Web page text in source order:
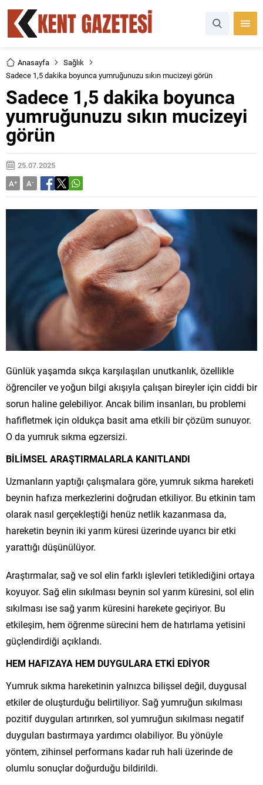
Anasayfa
Sağlık
Sadece 1,5 dakika boyunca yumruğunuzu sıkın mucizeyi görün
Sadece 1,5 dakika boyunca
yumruğunuzu sıkın mucizeyi
görün
25.07.2025
A+ A-
Günlük yaşamda sıkça karşılaşılan unutkanlık, özellikle
öğrenciler ve yoğun bilgi akışıyla çalışan bireyler için ciddi bir
sorun haline gelebiliyor. Ancak bilim insanları, bu problemi
hafifletmek için oldukça basit ama etkili bir çözüm sunuyor.
O da yumruk sıkma egzersizi.
BİLİMSEL ARAŞTIRMALARLA KANITLANDI
Uzmanların yaptığı çalışmalara göre, yumruk sıkma hareketi
beynin hafıza merkezlerini doğrudan etkiliyor. Bu etkinin tam
olarak nasıl gerçekleştiği henüz netlik kazanmasa da,
hareketin beynin iki yarım küresi üzerinde uyarıcı bir etki
yarattığı düşünülüyor.
Araştırmalar, sağ ve sol elin farklı işlevleri tetiklediğini ortaya
koyuyor. Sağ elin sıkılması beynin sol yarım küresini, sol elin
sıkılması ise sağ yarım küresini harekete geçiriyor. Bu
etkileşim, hem öğrenme sürecini hem de hatırlama yetisini
güçlendirdiği açıklandı.
HEM HAFIZAYA HEM DUYGULARA ETKİ EDİYOR
Yumruk sıkma hareketinin yalnızca bilişsel değil, duygusal
etkiler de oluşturduğu belirtiliyor. Sağ yumruğun sıkılması
pozitif duyguları artırırken, sol yumruğun sıkılması negatif
duyguları bastırmaya yardımcı olabiliyor. Bu yönüyle
yöntem, zihinsel performans kadar ruh hali üzerinde de
olumlu sonuçlar doğurduğu bildirildi.